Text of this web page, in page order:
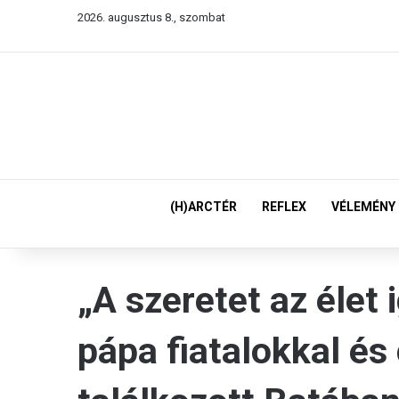
2026. augusztus 8., szombat
(H)ARCTÉR REFLEX VÉLEMÉNY
„A szeretet az élet
pápa fiatalokkal